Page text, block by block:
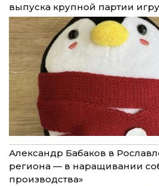
выпуска крупной партии
Александр Бабаков в
региона — в наращивании
производства»